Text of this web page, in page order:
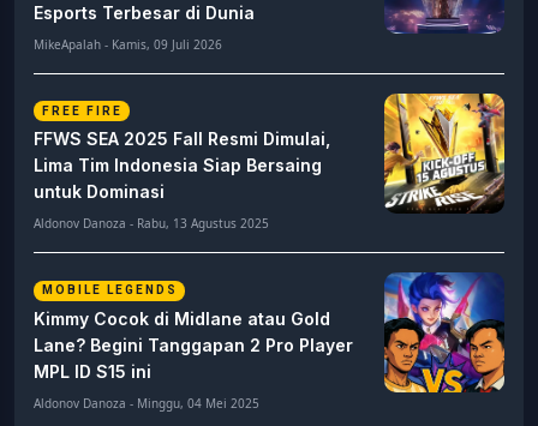
Esports Terbesar di Dunia
MikeApalah - Kamis, 09 Juli 2026
FREE FIRE
FFWS SEA 2025 Fall Resmi Dimulai,
Lima Tim Indonesia Siap Bersaing
untuk Dominasi
Aldonov Danoza - Rabu, 13 Agustus 2025
MOBILE LEGENDS
Kimmy Cocok di Midlane atau Gold
Lane? Begini Tanggapan 2 Pro Player
MPL ID S15 ini
Aldonov Danoza - Minggu, 04 Mei 2025